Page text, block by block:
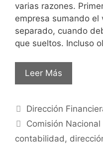
varias razones.
empresa sumando
separado, cuando
que sueltos. Incluso
Leer Más
Dirección
Comisión
contabilidad,